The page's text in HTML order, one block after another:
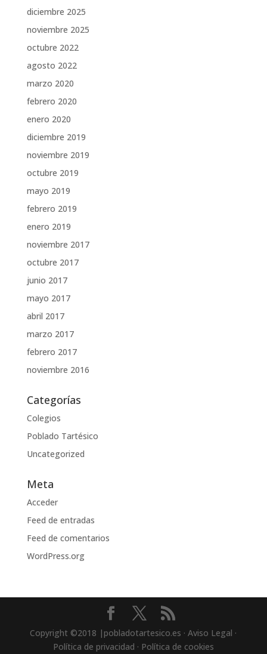
diciembre 2025
noviembre 2025
octubre 2022
agosto 2022
marzo 2020
febrero 2020
enero 2020
diciembre 2019
noviembre 2019
octubre 2019
mayo 2019
febrero 2019
enero 2019
noviembre 2017
octubre 2017
junio 2017
mayo 2017
abril 2017
marzo 2017
febrero 2017
noviembre 2016
Categorías
Colegios
Poblado Tartésico
Uncategorized
Meta
Acceder
Feed de entradas
Feed de comentarios
WordPress.org
Copyright ©2018 |pobladotartesico.es · Aviso Legal ·
Política de privacidad · Política de cookies